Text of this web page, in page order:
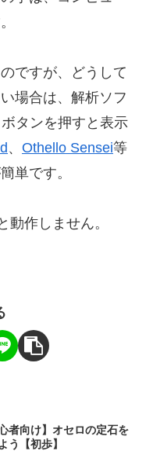
ですが、どうして
場合は、解析ソフ
ボタンを押すと表示
、 Othello Sensei等
単です。
作しません。
心者向け】オセロの定石を
う【初歩】